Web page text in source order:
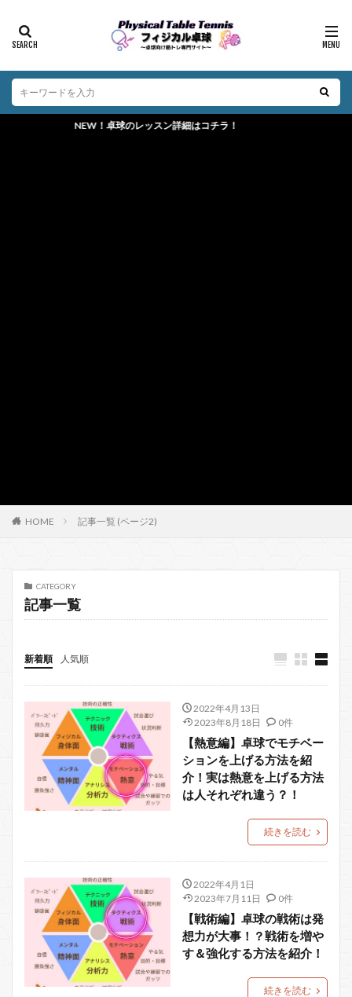
NEW！卓球のレッスン詳細はコチラ！
HOME 記事一覧 (ページ2)
CATEGORY
記事一覧
新着順 人気順
2022年4月13日
2023年8月18日
0件
【熱意編】卓球でモチベー
ションを上げる方法を紹
介！実は熱意を上げる方法
は人それぞれ違う？！
続きを読む
2022年4月1日
2023年7月11日
0件
【戦術編】卓球の戦術は発
想力が大事！？戦術を増や
す＆強化する方法を紹介！
続きを読む